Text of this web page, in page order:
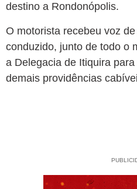
destino a Rondonópolis.
O motorista recebeu voz
conduzido, junto de todo o
a Delegacia de Itiquira
demais providências